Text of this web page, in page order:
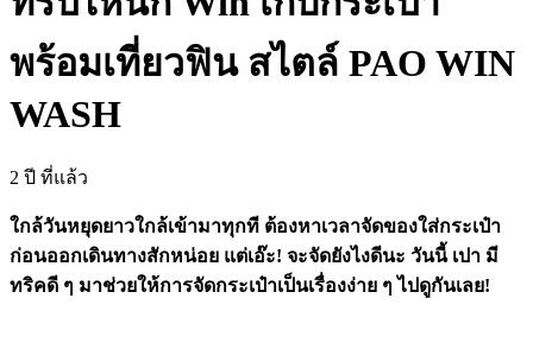
พร้อมเที่ยวฟิน สไตล์ PAO WIN
WASH
2 ปี ที่แล้ว
ใกล้วันหยุดยาวใกล้เข้ามาทุกที ต้องหาเวลาจัดของใส่กระเป๋า
ก่อนออกเดินทางสักหน่อย แต่เอ๊ะ! จะจัดยังไงดีนะ วันนี้ เปา มี
ทริคดี ๆ มาช่วยให้การจัดกระเป๋าเป็นเรื่องง่าย ๆ ไปดูกันเลย!